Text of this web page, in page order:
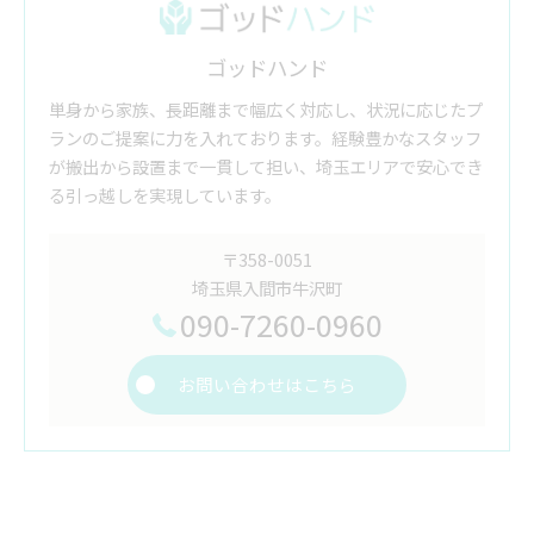
ゴッドハンド
単身から家族、長距離まで幅広く対応し、状況に応じたプ
ランのご提案に力を入れております。経験豊かなスタッフ
が搬出から設置まで一貫して担い、埼玉エリアで安心でき
る引っ越しを実現しています。
〒358-0051
埼玉県入間市牛沢町
090-7260-0960
お問い合わせはこちら